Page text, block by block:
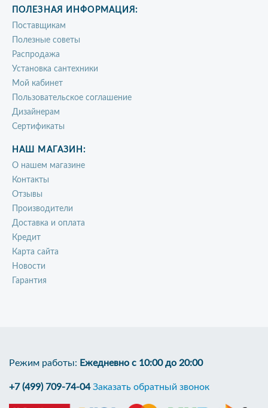
ПОЛЕЗНАЯ ИНФОРМАЦИЯ:
Поставщикам
Полезные советы
Распродажа
Установка сантехники
Мой кабинет
Пользовательское соглашение
Дизайнерам
Сертификаты
НАШ МАГАЗИН:
О нашем магазине
Контакты
Отзывы
Производители
Доставка и оплата
Кредит
Карта сайта
Новости
Гарантия
Режим работы: Ежедневно с 10:00 до 20:00
+7 (499) 709-74-04 Заказать обратный звонок